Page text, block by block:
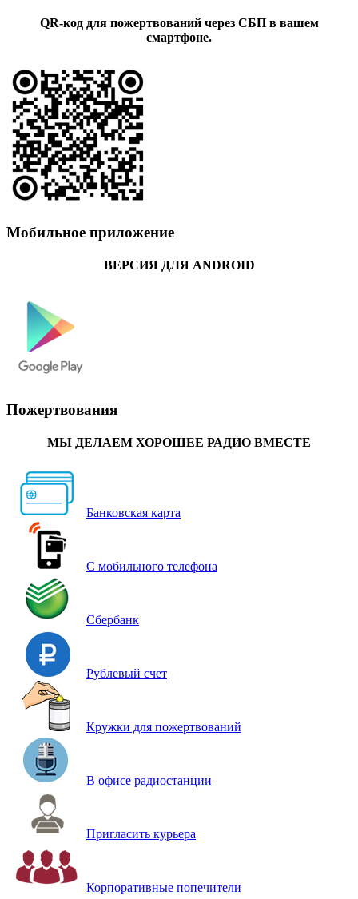
QR-код для пожертвований через СБП в вашем
смартфоне.
Мобильное приложение
ВЕРСИЯ ДЛЯ ANDROID
Пожертвования
МЫ ДЕЛАЕМ ХОРОШЕЕ РАДИО ВМЕСТЕ
Банковская карта
С мобильного телефона
Сбербанк
Рублевый счет
Кружки для пожертвований
В офисе радиостанции
Пригласить курьера
Корпоративные попечители